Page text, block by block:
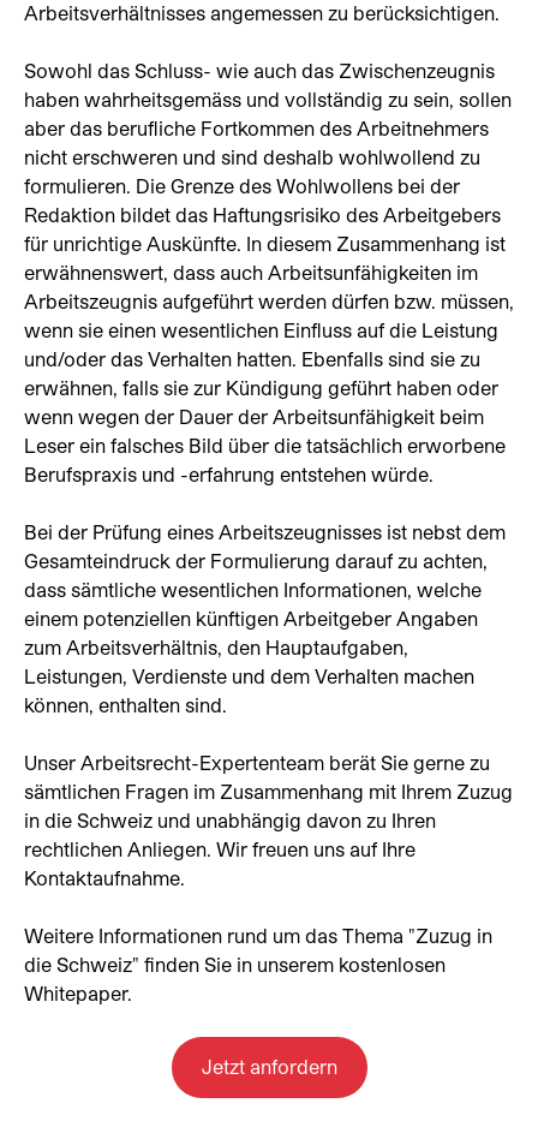
Arbeitsverhältnisses angemessen zu berücksichtigen.
Sowohl das Schluss- wie auch das Zwischenzeugnis
haben wahrheitsgemäss und vollständig zu sein, sollen
aber das berufliche Fortkommen des Arbeitnehmers
nicht erschweren und sind deshalb wohlwollend zu
formulieren. Die Grenze des Wohlwollens bei der
Redaktion bildet das Haftungsrisiko des Arbeitgebers
für unrichtige Auskünfte. In diesem Zusammenhang ist
erwähnenswert, dass auch Arbeitsunfähigkeiten im
Arbeitszeugnis aufgeführt werden dürfen bzw. müssen,
wenn sie einen wesentlichen Einfluss auf die Leistung
und/oder das Verhalten hatten. Ebenfalls sind sie zu
erwähnen, falls sie zur Kündigung geführt haben oder
wenn wegen der Dauer der Arbeitsunfähigkeit beim
Leser ein falsches Bild über die tatsächlich erworbene
Berufspraxis und -erfahrung entstehen würde.
Bei der Prüfung eines Arbeitszeugnisses ist nebst dem
Gesamteindruck der Formulierung darauf zu achten,
dass sämtliche wesentlichen Informationen, welche
einem potenziellen künftigen Arbeitgeber Angaben
zum Arbeitsverhältnis, den Hauptaufgaben,
Leistungen, Verdienste und dem Verhalten machen
können, enthalten sind.
Unser Arbeitsrecht-Expertenteam berät Sie gerne zu
sämtlichen Fragen im Zusammenhang mit Ihrem Zuzug
in die Schweiz und unabhängig davon zu Ihren
rechtlichen Anliegen. Wir freuen uns auf Ihre
Kontaktaufnahme.
Weitere Informationen rund um das Thema "Zuzug in
die Schweiz" finden Sie in unserem kostenlosen
Whitepaper.
Jetzt anfordern